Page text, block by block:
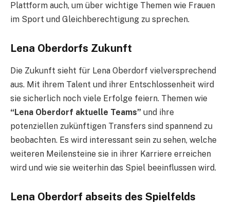
Plattform auch, um über wichtige Themen wie Frauen
im Sport und Gleichberechtigung zu sprechen.
Lena Oberdorfs Zukunft
Die Zukunft sieht für Lena Oberdorf vielversprechend
aus. Mit ihrem Talent und ihrer Entschlossenheit wird
sie sicherlich noch viele Erfolge feiern. Themen wie
“Lena Oberdorf aktuelle Teams” und ihre
potenziellen zukünftigen Transfers sind spannend zu
beobachten. Es wird interessant sein zu sehen, welche
weiteren Meilensteine sie in ihrer Karriere erreichen
wird und wie sie weiterhin das Spiel beeinflussen wird.
Lena Oberdorf abseits des Spielfelds